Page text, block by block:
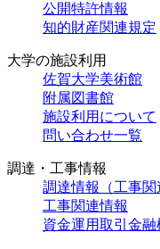
公開特許情報
知的財産関連規定
大学の施設利用
佐賀大学美術館
附属図書館
施設利用について
問い合わせ一覧
調達・工事情報
調達情報（工事関
工事関連情報
資金運用取引金